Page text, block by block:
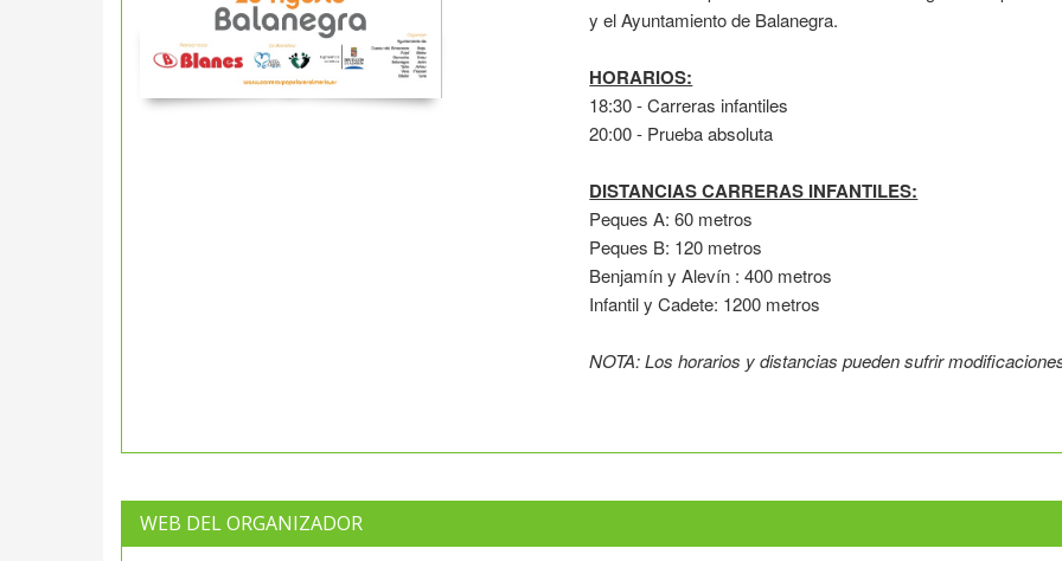
y el Ayuntamiento de Balanegra.
HORARIOS:
18:30 - Carreras infantiles
20:00 - Prueba absoluta
DISTANCIAS CARRERAS INFANTILES:
Peques A: 60 metros
Peques B: 120 metros
Benjamín y Alevín : 400 metros
Infantil y Cadete: 1200 metros
NOTA: Los horarios y distancias pueden sufrir
WEB DEL ORGANIZADOR